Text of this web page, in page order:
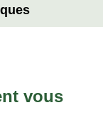
vous